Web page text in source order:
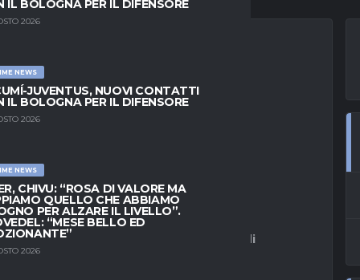
IL BOLOGNA PER IL DIFENSORE
2026
NEWS
JUVENTUS, NUOVI CONTATTI
IL BOLOGNA PER IL DIFENSORE
2026
NEWS
CHIVU: “ROSA DI VALORE MA
QUELLO CHE ABBIAMO
PER ALZARE IL LIVELLO”.
“MESE BELLO ED
2026
BRAGA
DEL
gli scozzesi del
quarti di finale di
a Nyon.